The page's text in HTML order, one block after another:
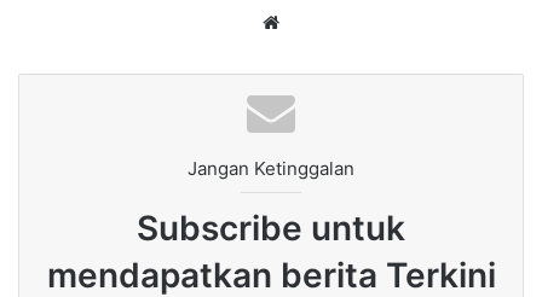
Jangan Ketinggalan
Subscribe untuk
mendapatkan berita Terkini